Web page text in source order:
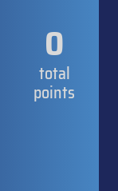
0
total
points